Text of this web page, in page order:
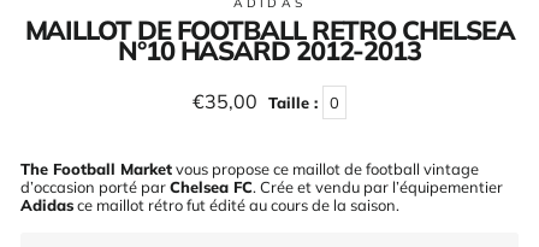
MAILLOT DE FOOTBALL RETRO CHELSEA
N°10 HASARD 2012-2013
Prix
régulier
€35,00 Taille : 0
The Football Marketvous propose ce maillot de football vintage
d’occasion porté parChelsea FC. Crée et vendu par l’équipementier
Adidasce maillot rétro fut édité au cours de la saison.